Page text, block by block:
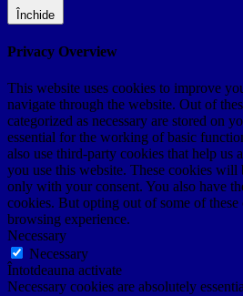
Închide
Privacy Overview
This website uses cookies to improve
navigate through the website. Out of
categorized as necessary are stored on
essential for the working of basic
also use third-party cookies that help us
you use this website. These cookies
only with your consent. You also have
cookies. But opting out of some of
browsing experience.
Necessary
Necessary
Întotdeauna activate
Necessary cookies are absolutely